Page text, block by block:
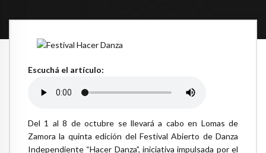
Escuchá el artículo:
Del 1 al 8 de octubre se llevará a cabo en Lomas de
Zamora la quinta edición del Festival Abierto de Danza
Independiente “Hacer Danza”, iniciativa impulsada por el